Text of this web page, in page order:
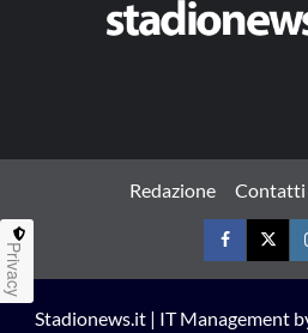
Redazione Contatti
Facebook
Stadionews.it | IT Management
Privacy